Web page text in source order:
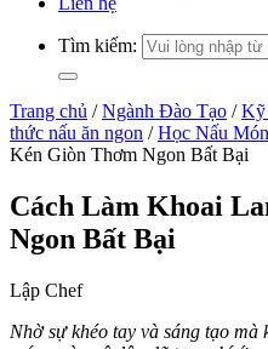
Tìm kiếm:
Trang chủ / Ngành Đào Tạo / Kỹ
thức nấu ăn ngon / Học Nấu
Kén Giòn Thơm Ngon Bất Bại
Cách Làm Khoai
Ngon Bất Bại
Lập Chef
Nhờ sự khéo tay và sáng tạo